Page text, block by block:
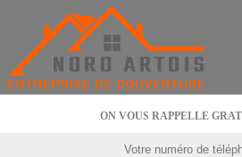
ON VOUS RAPPELLE